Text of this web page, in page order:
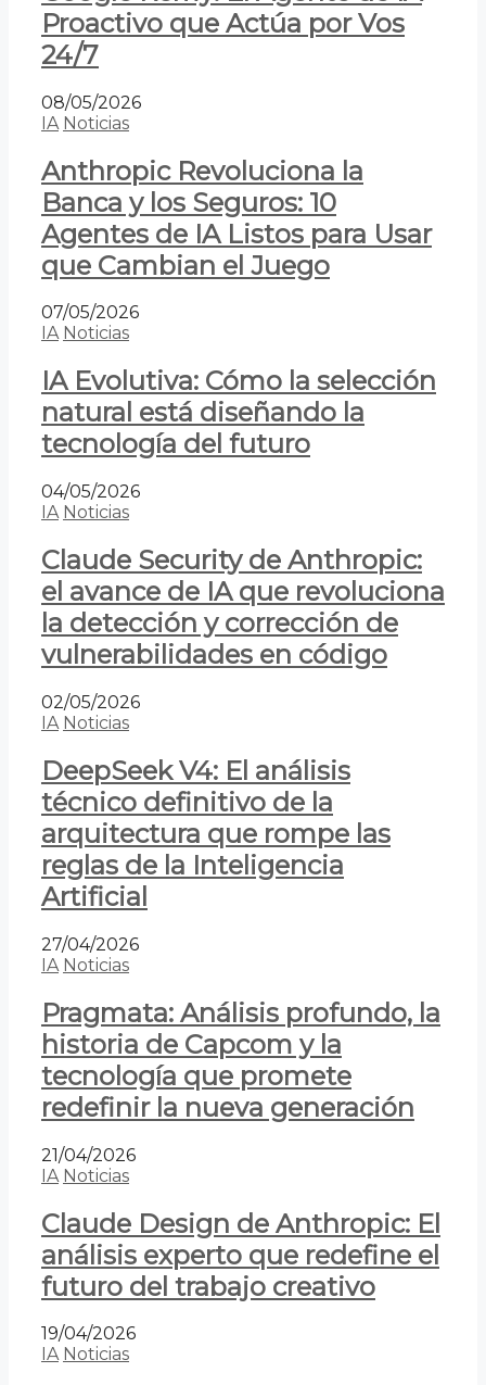
Proactivo que Actúa por Vos
24/7
08/05/2026
IA Noticias
Anthropic Revoluciona la
Banca y los Seguros: 10
Agentes de IA Listos para Usar
que Cambian el Juego
07/05/2026
IA Noticias
IA Evolutiva: Cómo la selección
natural está diseñando la
tecnología del futuro
04/05/2026
IA Noticias
Claude Security de Anthropic:
el avance de IA que revoluciona
la detección y corrección de
vulnerabilidades en código
02/05/2026
IA Noticias
DeepSeek V4: El análisis
técnico definitivo de la
arquitectura que rompe las
reglas de la Inteligencia
Artificial
27/04/2026
IA Noticias
Pragmata: Análisis profundo, la
historia de Capcom y la
tecnología que promete
redefinir la nueva generación
21/04/2026
IA Noticias
Claude Design de Anthropic: El
análisis experto que redefine el
futuro del trabajo creativo
19/04/2026
IA Noticias